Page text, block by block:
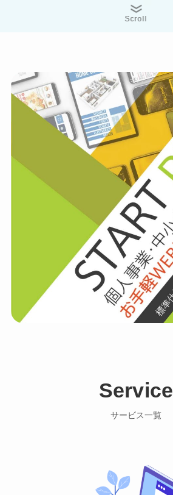
Scroll
Service
サービス一覧